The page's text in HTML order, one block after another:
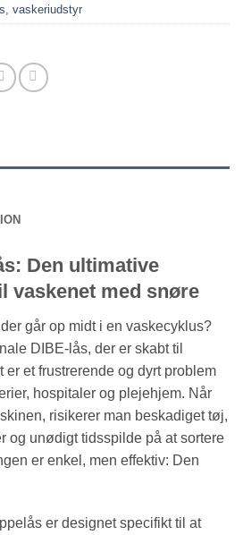
, vaskeriudstyr
Den ultimative
vaskenet med snøre
går op midt i en vaskecyklus?
DIBE-lås, der er skabt til
er et frustrerende og dyrt problem
hospitaler og plejehjem. Når
risikerer man beskadiget tøj,
og unødigt tidsspilde på at sortere
er enkel, men effektiv: Den
er designet specifikt til at